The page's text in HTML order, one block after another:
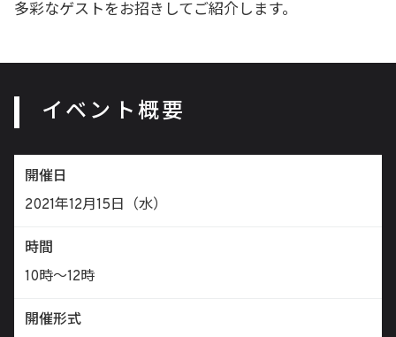
多彩なゲストをお招きしてご紹介します。
イベント概要
開催日
2021年12月15日（水）
時間
10時〜12時
開催形式